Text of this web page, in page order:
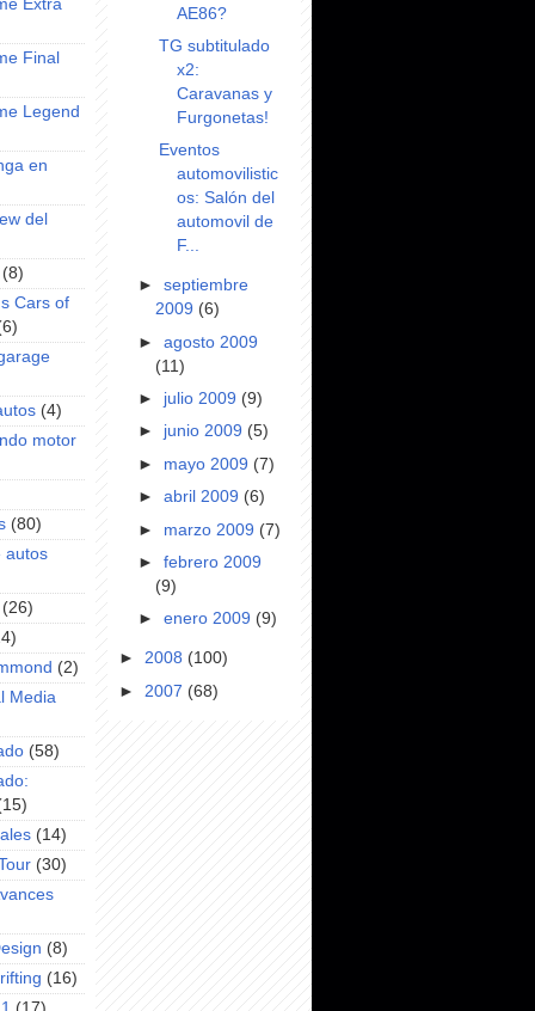
Extra
Final
Legend
en
del
(8)
Cars of
(4)
motor
(80)
autos
(26)
(2)
Media
(58)
(14)
(30)
(8)
(16)
AE86?
TG subtitulado
x2:
Caravanas y
Furgonetas!
Eventos
automovilistic
os: Salón del
automovil de
F...
►septiembre
2009 (6)
►agosto 2009
(11)
► julio 2009 (9)
► junio 2009 (5)
► mayo 2009 (7)
►abril 2009 (6)
► marzo 2009 (7)
►febrero 2009
(9)
►enero 2009 (9)
► 2008 (100)
► 2007 (68)